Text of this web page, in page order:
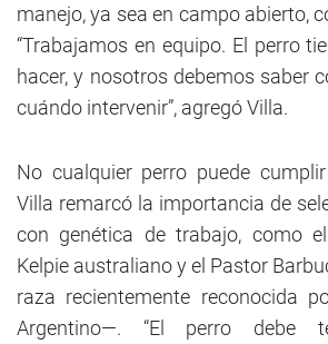
manejo, ya sea en campo abierto,
“Trabajamos en equipo. El perro
hacer, y nosotros debemos saber
cuándo intervenir”, agregó Villa.
No cualquier perro puede
Villa remarcó la importancia de
con genética de trabajo, como
Kelpie australiano y el Pastor
raza recientemente reconocida
Argentino—. “El perro debe